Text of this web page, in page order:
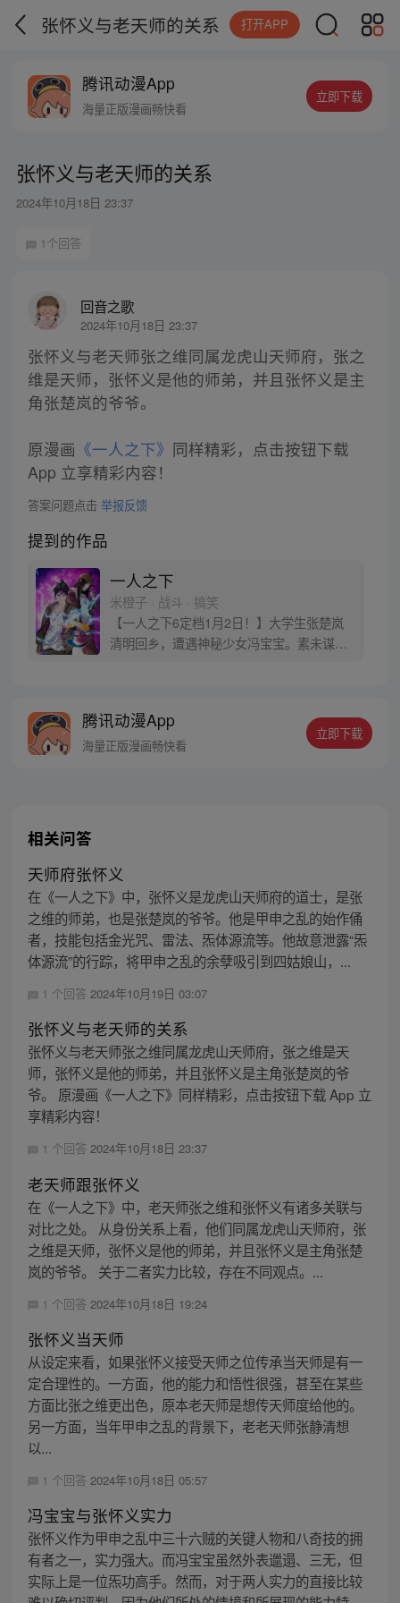
张怀义与老天师的关系 打开APP
腾讯动漫App
海量正版漫画畅快看
立即下载
张怀义与老天师的关系
2024年10月18日 23:37
1个回答
回音之歌
2024年10月18日 23:37
张怀义与老天师张之维同属龙虎山天师府，张之
维是天师，张怀义是他的师弟，并且张怀义是主
角张楚岚的爷爷。
原漫画 《一人之下》 同样精彩，点击按钮下载
App 立享精彩内容！
答案问题点击 举报反馈
提到的作品
一人之下
米橙子 · 战斗 · 搞笑
【一人之下6定档1月2日！】大学生张楚岚
清明回乡，遭遇神秘少女冯宝宝。素未谋面
密，张楚岚的生活被彻底颠覆，与冯宝宝一
同踏上“异人”之旅。
腾讯动漫App
海量正版漫画畅快看
立即下载
相关问答
天师府张怀义
在《一人之下》中，张怀义是龙虎山天师府的道士，是张
之维的师弟，也是张楚岚的爷爷。他是甲申之乱的始作俑
者，技能包括金光咒、雷法、炁体源流等。他故意泄露“炁
体源流”的行踪，将甲申之乱的余孽吸引到四姑娘山，...
1 个回答 2024年10月19日 03:07
张怀义与老天师的关系
张怀义与老天师张之维同属龙虎山天师府，张之维是天
师，张怀义是他的师弟，并且张怀义是主角张楚岚的爷
爷。 原漫画《一人之下》同样精彩，点击按钮下载 App 立
享精彩内容！
1 个回答 2024年10月18日 23:37
老天师跟张怀义
在《一人之下》中，老天师张之维和张怀义有诸多关联与
对比之处。 从身份关系上看，他们同属龙虎山天师府，张
之维是天师，张怀义是他的师弟，并且张怀义是主角张楚
岚的爷爷。 关于二者实力比较，存在不同观点。...
1 个回答 2024年10月18日 19:24
张怀义当天师
从设定来看，如果张怀义接受天师之位传承当天师是有一
定合理性的。一方面，他的能力和悟性很强，甚至在某些
方面比张之维更出色，原本老天师是想传天师度给他的。
另一方面，当年甲申之乱的背景下，老老天师张静清想
以...
1 个回答 2024年10月18日 05:57
冯宝宝与张怀义实力
张怀义作为甲申之乱中三十六贼的关键人物和八奇技的拥
有者之一，实力强大。而冯宝宝虽然外表邋遢、三无，但
实际上是一位炁功高手。然而，对于两人实力的直接比较